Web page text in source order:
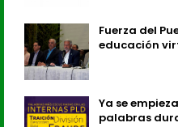
Fuerza del
educación
Ya se
palabras